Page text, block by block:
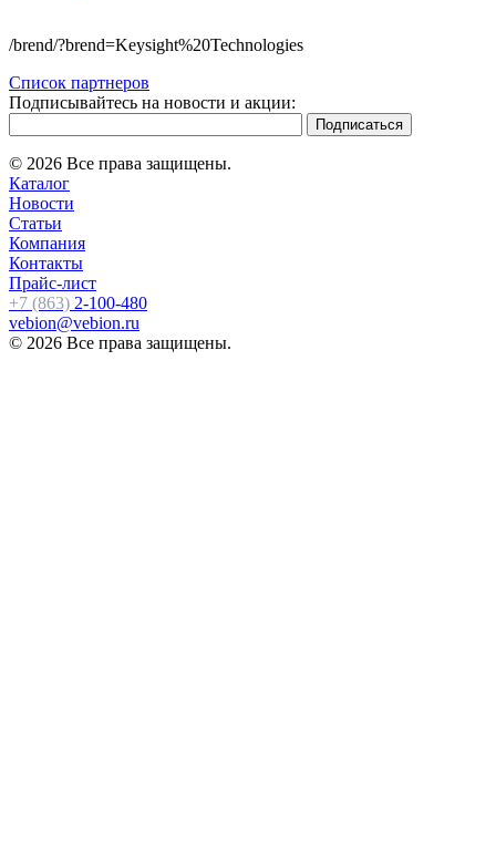
/brend/?brend=Keysight%20Technologies
Список партнеров
Подписывайтесь на новости и акции:
© 2026 Все права защищены.
Каталог
Новости
Статьи
Компания
Контакты
Прайс-лист
+7 (863) 2-100-480
vebion@vebion.ru
© 2026 Все права защищены.